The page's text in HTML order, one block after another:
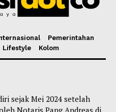
Pemerintahan
Lifestyle Kolom
sejak Mei 2024 setelah